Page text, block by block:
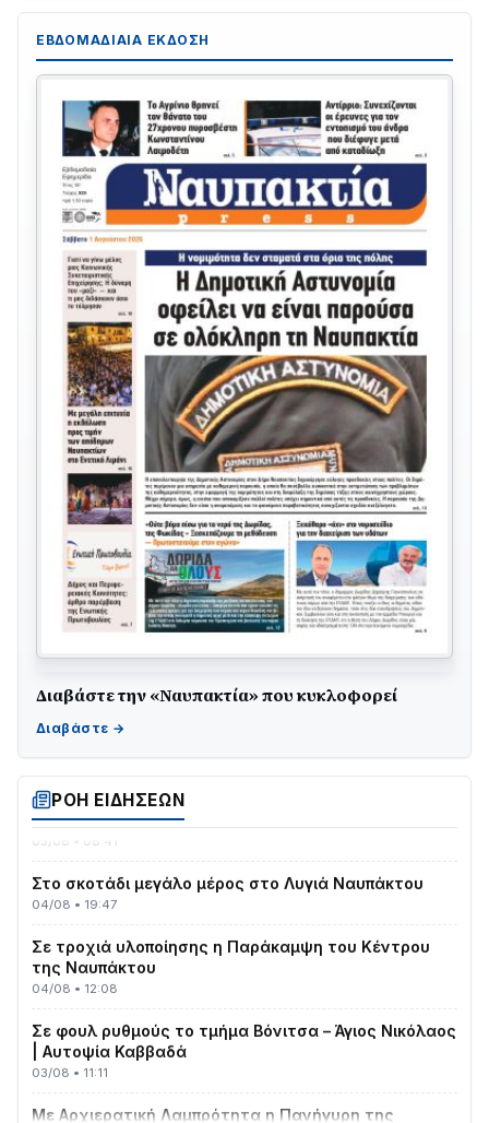
Διαβάστε την «Ναυπακτία» που κυκλοφορεί
ΡΟΗ ΕΙΔΗΣΕΩΝ
Παράδοση, Χορός & Γλέντι!
ΤΟ ΠΑΡΤΥ ΣΥΝΕΧΙΖΕΤΑΙ…
05/08 • 08:41
Στο σκοτάδι μεγάλο μέρος στο Λυγιά Ναυπάκτου
04/08 • 19:47
Σε τροχιά υλοποίησης η Παράκαμψη του Κέντρου
της Ναυπάκτου
04/08 • 12:08
Σε φουλ ρυθμούς το τμήμα Βόνιτσα – Άγιος Νικόλαος
| Αυτοψία Καββαδά
03/08 • 11:11
Με Αρχιερατική Λαμπρότητα η Πανήγυρη της
Μεταμορφώσεως του Σωτήρος στο Γολέμι